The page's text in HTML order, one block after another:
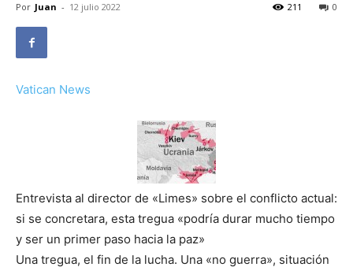
Por Juan - 12 julio 2022 0
211
Vatican News
Entrevista al director de «Limes» sobre el conflicto actual:
si se concretara, esta tregua «podría durar mucho tiempo
y ser un primer paso hacia la paz»
Una tregua, el fin de la lucha. Una «no guerra», situación